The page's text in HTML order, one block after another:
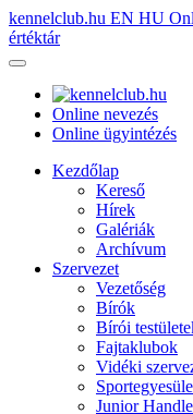
kennelclub.hu EN HU
értéktár
Online nevezés
Online ügyintézés
Kezdőlap
Kereső
Hírek
Galériák
Archívum
Szervezet
Vezetőség
Bírók
Bírói
Fajtaklubok
Vidéki
Junior